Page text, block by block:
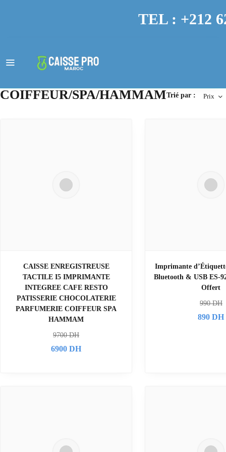
TEL : +212
COIFFEUR/SPA/HAMMAMTrié par : Prix
CAISSE ENREGISTREUSE
TACTILE I5 IMPRIMANTE
INTEGREE CAFE RESTO
PATISSERIE CHOCOLATERIE
PARFUMERIE COIFFEUR SPA
HAMMAM
9700DH
6900 DH
Imprimante
Bluetooth & USB ES-
Offert
990DH
890 DH